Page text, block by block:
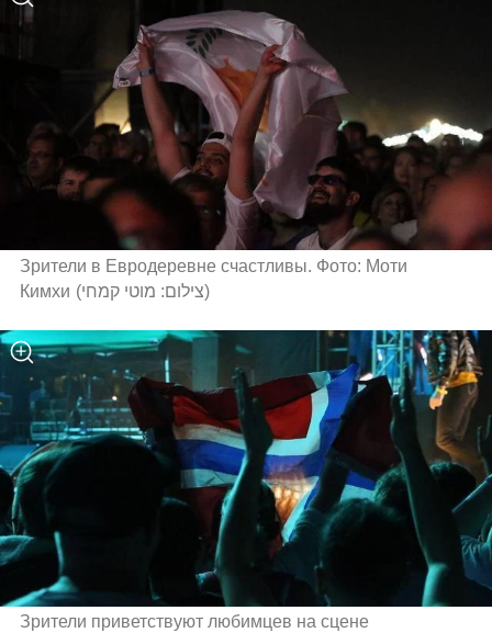
Зрители в Евродеревне счастливы. Фото: Моти
Кимхи (צילום: מוטי קמחי)
Зрители приветствуют любимцев на сцене